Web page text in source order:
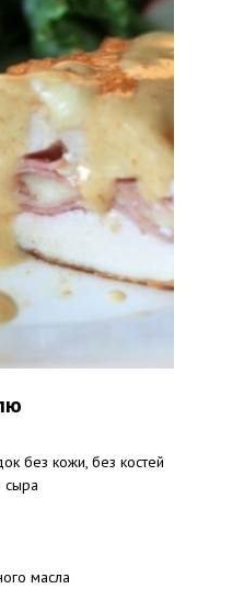
без кожи, без костей
сыра
масла